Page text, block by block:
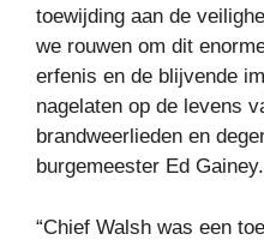
toewijding aan de
we rouwen om dit
erfenis en de blijvende
nagelaten op de levens
brandweerlieden en
burgemeester Ed Gainey.
“Chief Walsh was een